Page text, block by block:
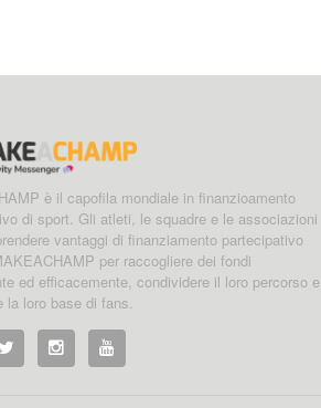
è il capofila mondiale in finanzioamento
di sport. Gli atleti, le squadre e le associazioni
vantaggi di finanziamento partecipativo
per raccogliere dei fondi
ed efficacemente, condividere il loro percorso e
la loro base di fans.